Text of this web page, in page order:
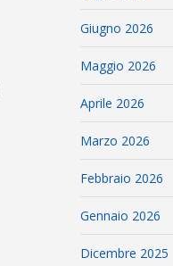
Giugno 2026
Maggio 2026
Aprile 2026
Marzo 2026
Febbraio 2026
Gennaio 2026
Dicembre 2025